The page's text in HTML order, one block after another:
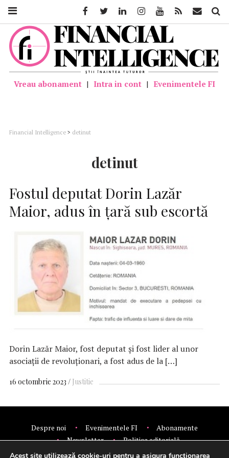
Vreau abonament | Intra in cont | Evenimentele FI
Financial Intelligence > detinut
detinut
Fostul deputat Dorin Lazăr
Maior, adus în ţară sub escortă
Dorin Lazăr Maior, fost deputat şi fost lider al unor
asociaţii de revoluţionari, a fost adus de la […]
16 octombrie 2023 Justitie
Despre noi Evenimentele FI
Abonamente
Newsletter
Politica editorială
Politica de confidentialitate
Contact Publicitate
FacebookTwitter LinkedinInstagramYoutube Feed Mail
Acest site utilizează cookie-uri pentru a asigura funcționarea